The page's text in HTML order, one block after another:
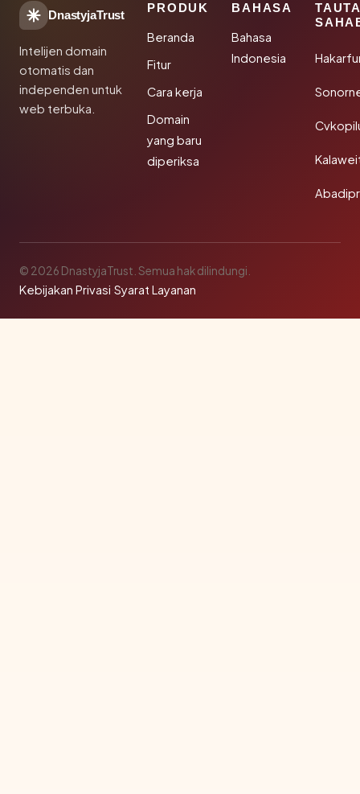
DnastyjaTrust
Intelijen domain
otomatis dan
independen untuk
web terbuka.
PRODUK
Beranda
Fitur
Cara kerja
Domain
yang baru
diperiksa
BAHASA
Bahasa
Indonesia
© 2026 DnastyjaTrust. Semua hak dilindungi.
Kebijakan Privasi·Syarat Layanan